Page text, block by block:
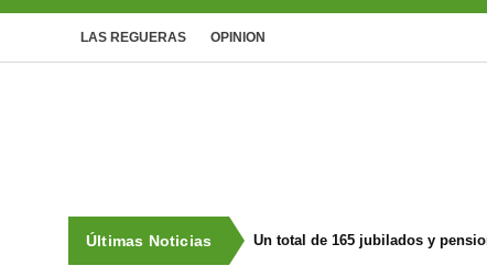
LAS REGUERAS OPINION
Últimas Noticias Un total de 165 jubilados y